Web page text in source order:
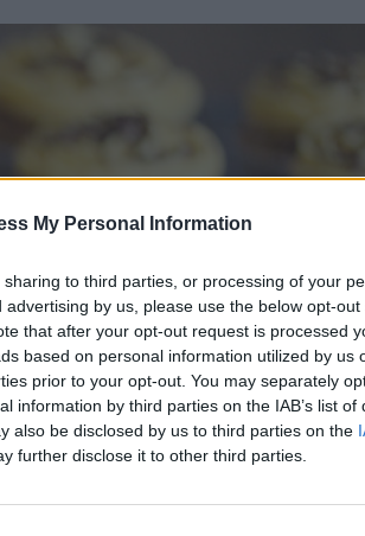
My Personal Information
to third parties, or processing of your
by us, please use the below opt-out
that after your opt-out request is processed
based on personal information utilized by us
prior to your opt-out. You may separately
information by third parties on the IAB’s list of
also be disclosed by us to third parties on the
further disclose it to other third parties.